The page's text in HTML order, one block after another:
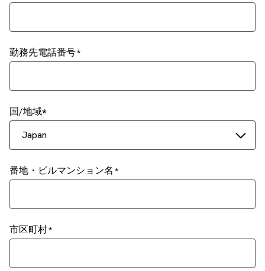
勤務先電話番号
国/地域
Japan
番地・ビルマンション名
市区町村